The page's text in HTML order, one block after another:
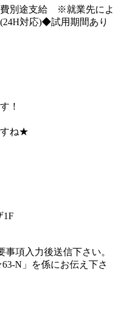
費別途支給 ※就業先によ
対応)◆試用期間あり
！
すね★
1F
項入力後送信下さい。
N」を係にお伝え下さ